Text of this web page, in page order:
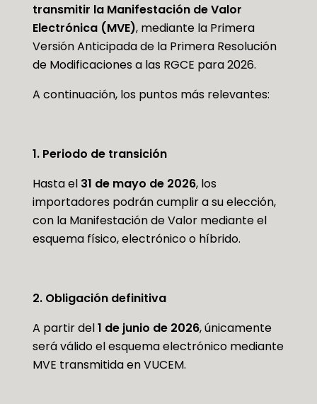
transmitir la Manifestación de Valor
Electrónica (MVE), mediante la Primera
Versión Anticipada de la Primera Resolución
de Modificaciones a las RGCE para 2026.
A continuación, los puntos más relevantes:
1. Periodo de transición
Hasta el 31 de mayo de 2026, los
importadores podrán cumplir a su elección,
con la Manifestación de Valor mediante el
esquema físico, electrónico o híbrido.
2. Obligación definitiva
A partir del1 de junio de 2026, únicamente
será válido el esquema electrónico mediante
MVE transmitida en VUCEM.